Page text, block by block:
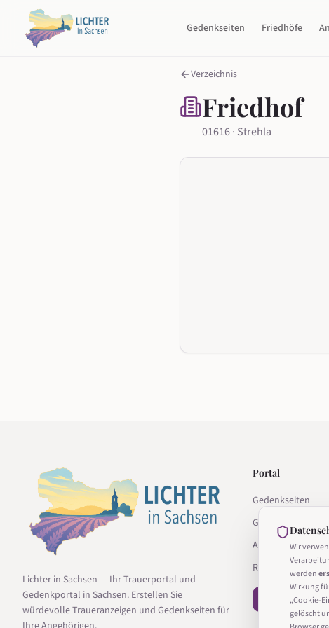
Gedenkseiten Friedhöfe
Verzeichnis
Friedhof
01616 · Strehla
Lichter in Sachsen — Ihr Trauerportal und
Gedenkportal in Sachsen. Erstellen Sie
würdevolle Traueranzeigen und Gedenkseiten für
Portal
Gedenkseiten
Gedenkseite
Anbieter
Ratgeber
− Vertrag
Wir
werden
Wirkung
„Cookie-
gelöscht